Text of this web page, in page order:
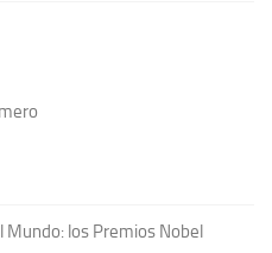
Mundo: los Premios Nobel